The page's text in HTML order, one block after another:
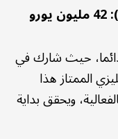
حيث شارك في
الممتاز هذا
ويحقق بداية